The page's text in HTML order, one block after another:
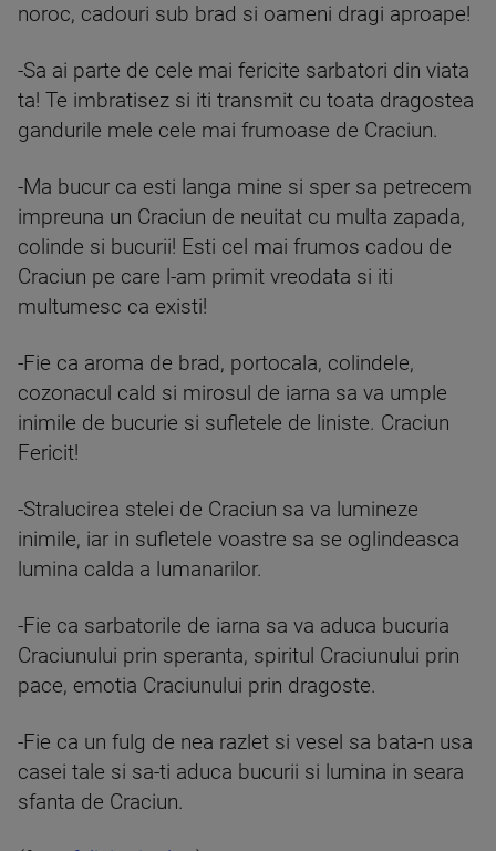
noroc, cadouri sub brad si oameni dragi aproape!
-Sa ai parte de cele mai fericite sarbatori din viata
ta! Te imbratisez si iti transmit cu toata dragostea
gandurile mele cele mai frumoase de Craciun.
-Ma bucur ca esti langa mine si sper sa petrecem
impreuna un Craciun de neuitat cu multa zapada,
colinde si bucurii! Esti cel mai frumos cadou de
Craciun pe care l-am primit vreodata si iti
multumesc ca existi!
-Fie ca aroma de brad, portocala, colindele,
cozonacul cald si mirosul de iarna sa va umple
inimile de bucurie si sufletele de liniste. Craciun
Fericit!
-Stralucirea stelei de Craciun sa va lumineze
inimile, iar in sufletele voastre sa se oglindeasca
lumina calda a lumanarilor.
-Fie ca sarbatorile de iarna sa va aduca bucuria
Craciunului prin speranta, spiritul Craciunului prin
pace, emotia Craciunului prin dragoste.
-Fie ca un fulg de nea razlet si vesel sa bata-n usa
casei tale si sa-ti aduca bucurii si lumina in seara
sfanta de Craciun.